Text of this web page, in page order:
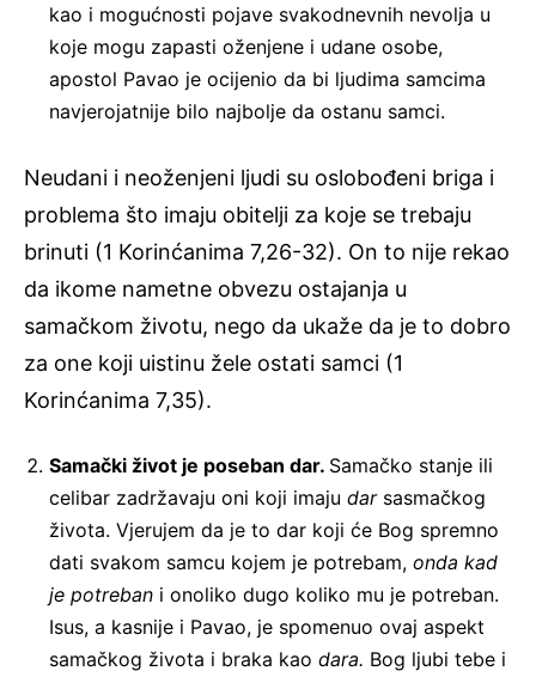
kao i mogućnosti pojave svakodnevnih nevolja u
koje mogu zapasti oženjene i udane osobe,
apostol Pavao je ocijenio da bi ljudima samcima
navjerojatnije bilo najbolje da ostanu samci.
Neudani i neoženjeni ljudi su oslobođeni briga i
problema što imaju obitelji za koje se trebaju
brinuti (1 Korinćanima 7,26-32). On to nije rekao
da ikome nametne obvezu ostajanja u
samačkom životu, nego da ukaže da je to dobro
za one koji uistinu žele ostati samci (1
Korinćanima 7,35).
Samački život je poseban dar. Samačko stanje ili
celibar zadržavaju oni koji imaju dar sasmačkog
života. Vjerujem da je to dar koji će Bog spremno
dati svakom samcu kojem je potrebam, onda kad
je potreban i onoliko dugo koliko mu je potreban.
Isus, a kasnije i Pavao, je spomenuo ovaj aspekt
samačkog života i braka kao dara. Bog ljubi tebe i